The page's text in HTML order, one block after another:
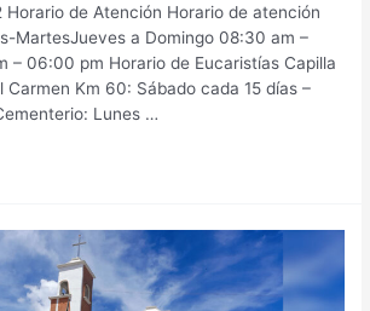
Horario de Atención​ Horario de atención
MartesJueves a Domingo 08:30 am –
– 06:00 pm Horario de Eucaristías Capilla
Carmen Km 60: Sábado cada 15 días –
Lunes …